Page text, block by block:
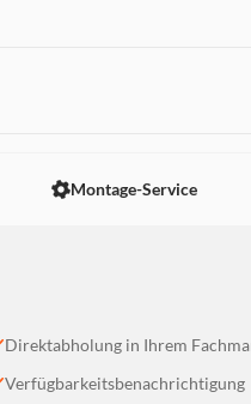
Montage-Service
Direktabholung in Ihrem
Verfügbarkeitsbenachrichtigung